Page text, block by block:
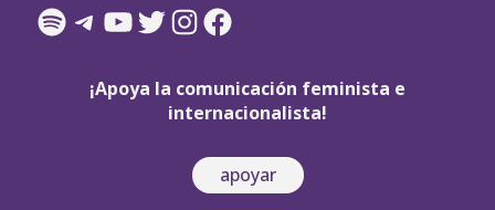
Spotify
Telegram
YouTube
Twitter
Instagram
Facebook
¡Apoya la comunicación feminista e
internacionalista!
apoyar